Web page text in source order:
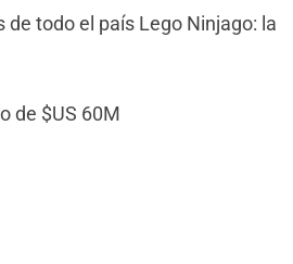
de todo el país Lego Ninjago: la
de $US 60M